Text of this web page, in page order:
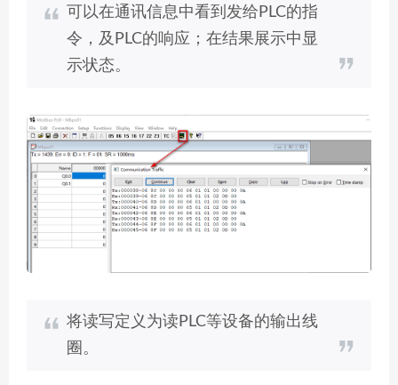
可以在通讯信息中看到发给PLC的指
令，及PLC的响应；在结果展示中显
示状态。
将读写定义为读PLC等设备的输出线
圈。